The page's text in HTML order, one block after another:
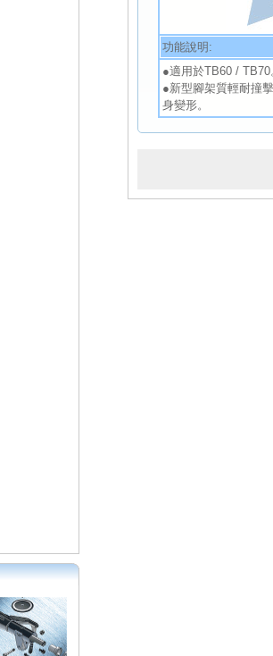
功能說明:
●適用於TB60 / TB70
●新型腳架質輕耐撞
身變形。